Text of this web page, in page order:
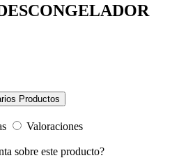
Productos
Valoraciones
sobre este producto?